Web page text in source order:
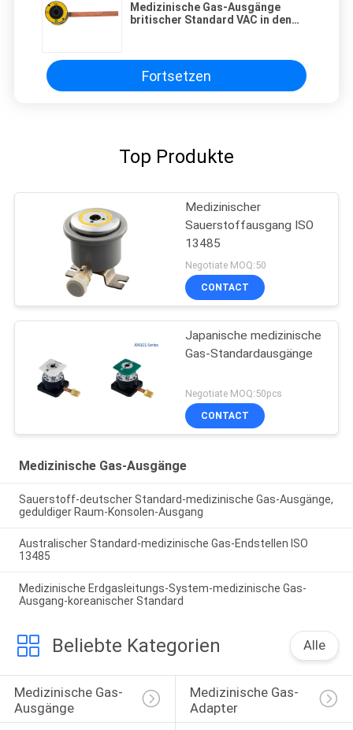
Medizinische Gas-Ausgänge
britischer Standard VAC in den
Fortsetzen
Top Produkte
Medizinischer
Sauerstoffausgang ISO
13485
Negotiate MOQ:50
CONTACT
Japanische medizinische
Gas-Standardausgänge
Negotiate MOQ:50pcs
CONTACT
Medizinische Gas-Ausgänge
Sauerstoff-deutscher Standard-medizinische Gas-Ausgänge,
geduldiger Raum-Konsolen-Ausgang
Australischer Standard-medizinische Gas-Endstellen ISO
13485
Medizinische Erdgasleitungs-System-medizinische Gas-
Ausgang-koreanischer Standard
Beliebte Kategorien Alle
Medizinische Gas-
Ausgänge
Medizinische Gas-
Adapter